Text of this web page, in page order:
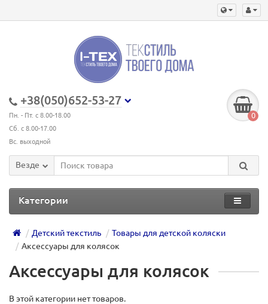
+38(050)652-53-27
Пн. - Пт. с 8.00-18.00
Сб. с 8.00-17.00
Вс. выходной
0
Везде
Категории
Детский текстиль
Товары для детской коляски
Аксессуары для колясок
Аксессуары для колясок
В этой категории нет товаров.